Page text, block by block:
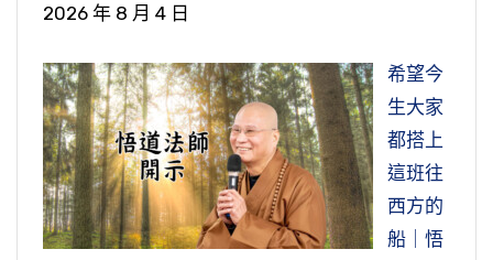
2026 年 8 月 4 日
希望今
生大家
都搭上
這班往
西方的
船｜悟